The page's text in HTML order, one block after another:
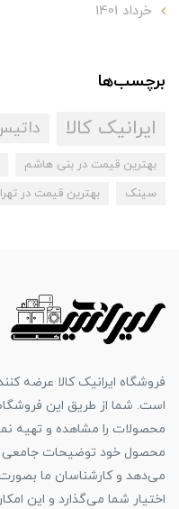
خرداد 1401
برچسب‌ها
ایرانیک کالا
بهترین قیمت در بنی هاشم
سینک
بهترین قیمت در
فروشگاه ایرانیک کالا عرضه
است. شما از طریق این
محصولات را مشاهده و تهیه
محصول خود توضیحات جامعی
می‌دهد و کارشناسان ما بصورت
اختیار شما می‌گذارد و این